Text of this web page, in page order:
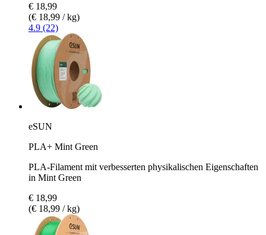
€ 18,99
(€ 18,99 / kg)
4.9 (22)
eSUN
PLA+ Mint Green
PLA-Filament mit verbesserten physikalischen Eigenschaften
in Mint Green
€ 18,99
(€ 18,99 / kg)